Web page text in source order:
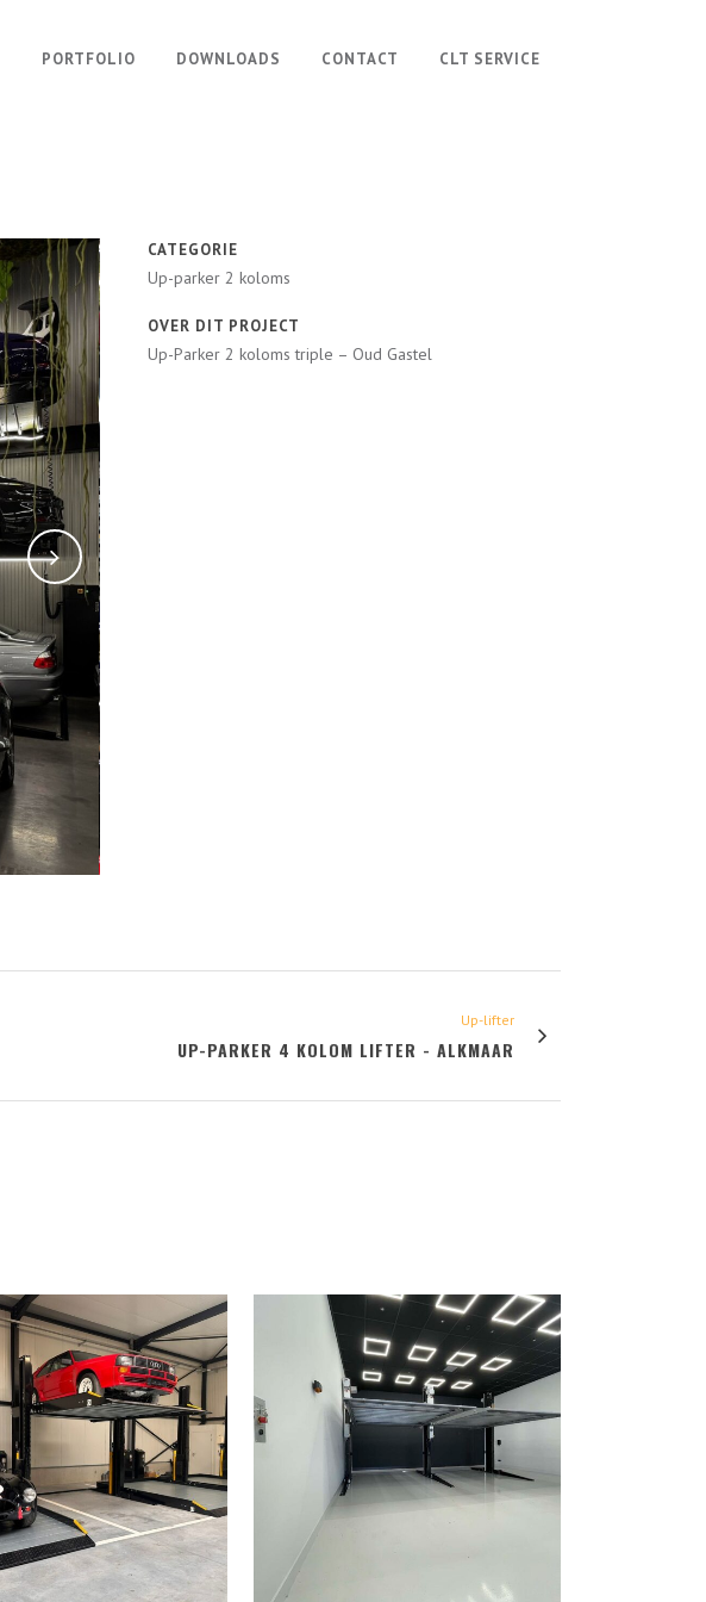
PORTFOLIO DOWNLOADS CONTACT CLT SERVICE
CATEGORIE
Up-parker 2 koloms
OVER DIT PROJECT
Up-Parker 2 koloms triple – Oud Gastel
Up-lifter
UP-PARKER 4 KOLOM LIFTER - ALKMAAR
BEKIJK BEKIJK